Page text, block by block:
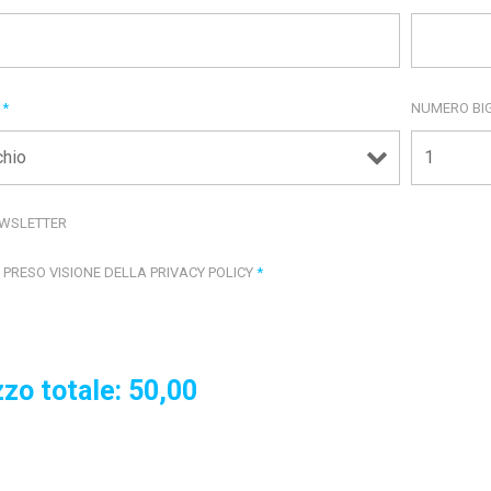
* NUMERO
VISIONE DELLA PRIVACY POLICY *
totale: 50,00